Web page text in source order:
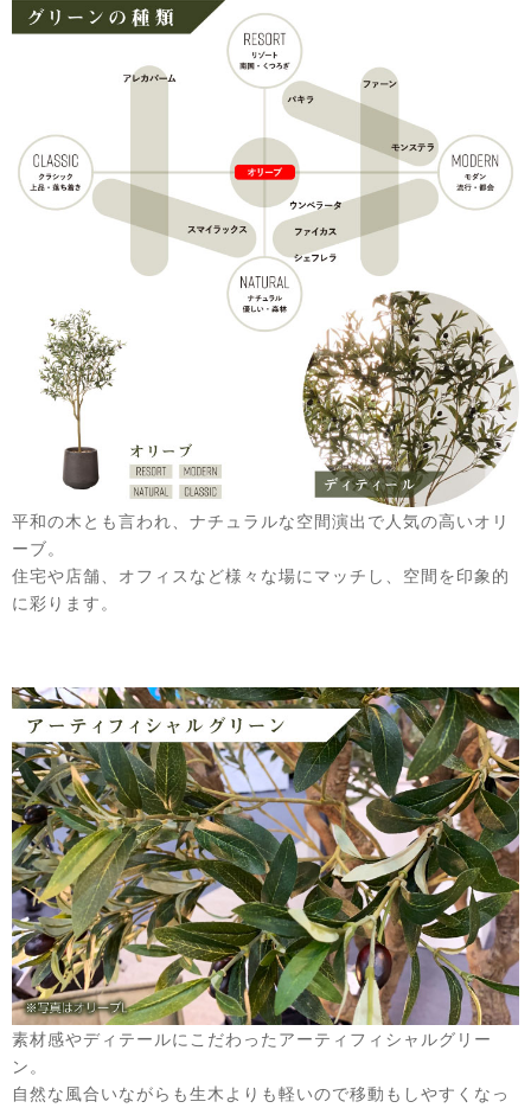
平和の木とも言われ、ナチュラルな空間演出で人気の高いオリ
ーブ。
住宅や店舗、オフィスなど様々な場にマッチし、空間を印象的
に彩ります。
素材感やディテールにこだわったアーティフィシャルグリー
ン。
自然な風合いながらも生木よりも軽いので移動もしやすくなっ